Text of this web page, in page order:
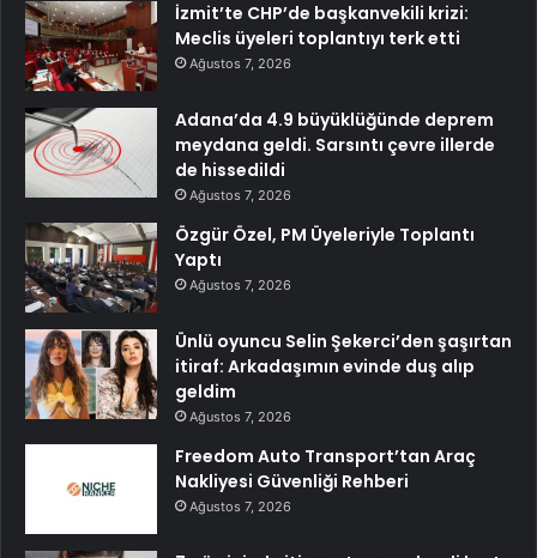
İzmit’te CHP’de başkanvekili krizi:
Meclis üyeleri toplantıyı terk etti
Ağustos 7, 2026
Adana’da 4.9 büyüklüğünde deprem
meydana geldi. Sarsıntı çevre illerde
de hissedildi
Ağustos 7, 2026
Özgür Özel, PM Üyeleriyle Toplantı
Yaptı
Ağustos 7, 2026
Ünlü oyuncu Selin Şekerci’den şaşırtan
itiraf: Arkadaşımın evinde duş alıp
geldim
Ağustos 7, 2026
Freedom Auto Transport’tan Araç
Nakliyesi Güvenliği Rehberi
Ağustos 7, 2026